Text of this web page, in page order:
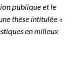
publique et le
thèse intitulée «
en milieux